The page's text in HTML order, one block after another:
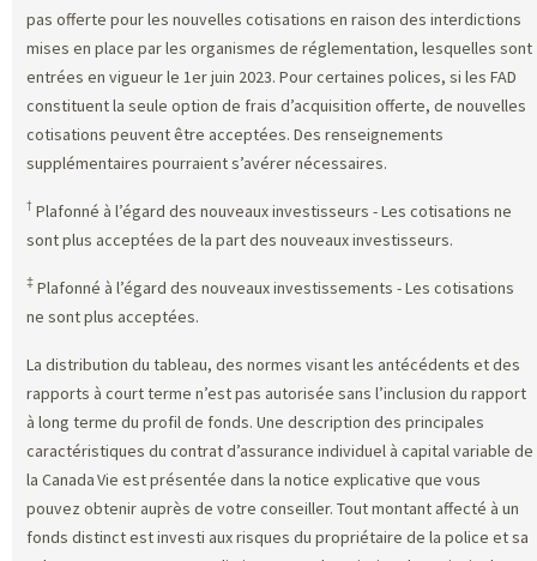
pas offerte pour les nouvelles cotisations en raison des interdictions
mises en place par les organismes de réglementation, lesquelles sont
entrées en vigueur le 1er juin 2023. Pour certaines polices, si les FAD
constituent la seule option de frais d’acquisition offerte, de nouvelles
cotisations peuvent être acceptées. Des renseignements
supplémentaires pourraient s’avérer nécessaires.
† Plafonné à l’égard des nouveaux investisseurs - Les cotisations ne
sont plus acceptées de la part des nouveaux investisseurs.
‡ Plafonné à l’égard des nouveaux investissements - Les cotisations
ne sont plus acceptées.
La distribution du tableau, des normes visant les antécédents et des
rapports à court terme n’est pas autorisée sans l’inclusion du rapport
à long terme du profil de fonds. Une description des principales
caractéristiques du contrat d’assurance individuel à capital variable de
la Canada Vie est présentée dans la notice explicative que vous
pouvez obtenir auprès de votre conseiller. Tout montant affecté à un
fonds distinct est investi aux risques du propriétaire de la police et sa